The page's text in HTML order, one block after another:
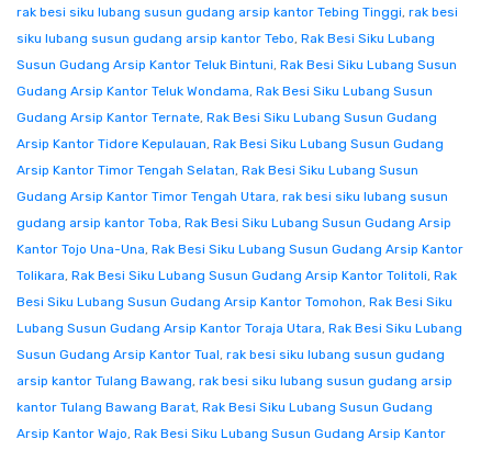
rak besi siku lubang susun gudang arsip kantor Tebing Tinggi, rak besi
siku lubang susun gudang arsip kantor Tebo, Rak Besi Siku Lubang
Susun Gudang Arsip Kantor Teluk Bintuni, Rak Besi Siku Lubang Susun
Gudang Arsip Kantor Teluk Wondama, Rak Besi Siku Lubang Susun
Gudang Arsip Kantor Ternate, Rak Besi Siku Lubang Susun Gudang
Arsip Kantor Tidore Kepulauan, Rak Besi Siku Lubang Susun Gudang
Arsip Kantor Timor Tengah Selatan, Rak Besi Siku Lubang Susun
Gudang Arsip Kantor Timor Tengah Utara, rak besi siku lubang susun
gudang arsip kantor Toba, Rak Besi Siku Lubang Susun Gudang Arsip
Kantor Tojo Una-Una, Rak Besi Siku Lubang Susun Gudang Arsip Kantor
Tolikara, Rak Besi Siku Lubang Susun Gudang Arsip Kantor Tolitoli, Rak
Besi Siku Lubang Susun Gudang Arsip Kantor Tomohon, Rak Besi Siku
Lubang Susun Gudang Arsip Kantor Toraja Utara, Rak Besi Siku Lubang
Susun Gudang Arsip Kantor Tual, rak besi siku lubang susun gudang
arsip kantor Tulang Bawang, rak besi siku lubang susun gudang arsip
kantor Tulang Bawang Barat, Rak Besi Siku Lubang Susun Gudang
Arsip Kantor Wajo, Rak Besi Siku Lubang Susun Gudang Arsip Kantor